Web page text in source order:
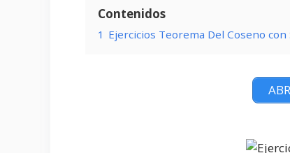
Contenidos
1 Ejercicios Teorema Del Coseno con